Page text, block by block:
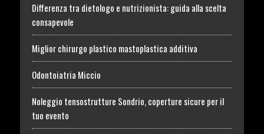
Differenza tra dietologo e nutrizionista: guida alla scelta
consapevole
Miglior chirurgo plastico mastoplastica additiva
Odontoiatria Miccio
Noleggio tensostrutture Sondrio, coperture sicure per il
tuo evento